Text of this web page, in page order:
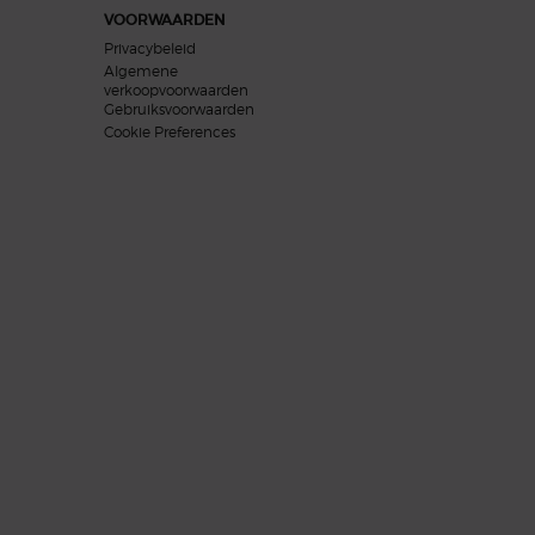
VOORWAARDEN
Privacybeleid
Algemene
verkoopvoorwaarden
Gebruiksvoorwaarden
Cookie Preferences